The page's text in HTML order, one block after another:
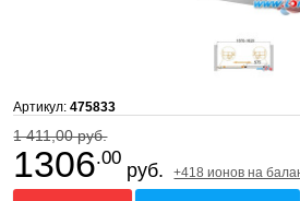
Артикул:475833
1 411,00 руб.
1306.00
руб. +418 ионов на